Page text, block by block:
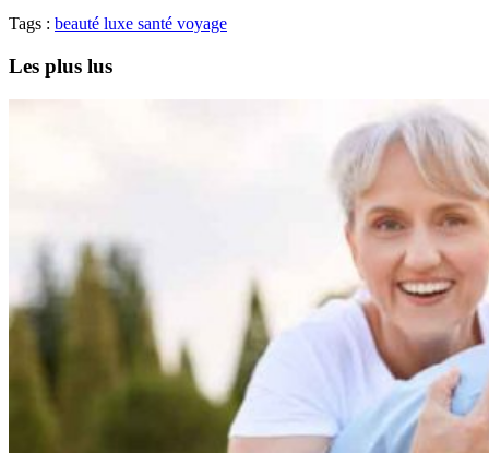
Tags : beauté luxe santé voyage
Les plus lus